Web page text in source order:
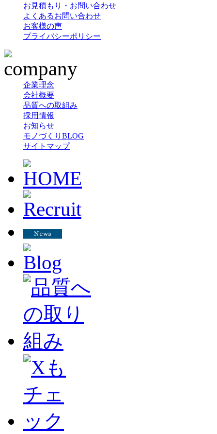
お見積もり・お問い合わせ
よくあるお問い合わせ
お客様の声
プライバシーポリシー
企業理念
会社概要
品質への取組み
採用情報
お知らせ
モノづくりBLOG
サイトマップ